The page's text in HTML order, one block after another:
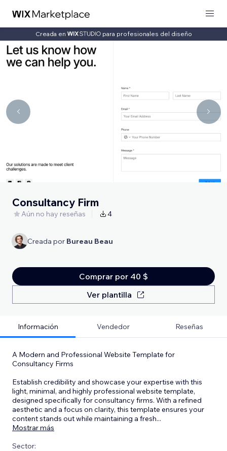
Creada en para profesionales del diseño
Consultancy Firm
Aún no hay reseñas 4
Creada por Bureau Beau
Comprar por 40 $
Ver plantilla
Información Vendedor Reseñas
A Modern and Professional Website Template for
Consultancy Firms
Establish credibility and showcase your expertise with this
light, minimal, and highly professional website template,
designed specifically for consultancy firms. With a refined
aesthetic and a focus on clarity, this template ensures your
content stands out while maintaining a fresh...
Mostrar más
Sector: